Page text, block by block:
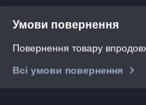
Умови повернення
Повернення товару
Всі умови повернення